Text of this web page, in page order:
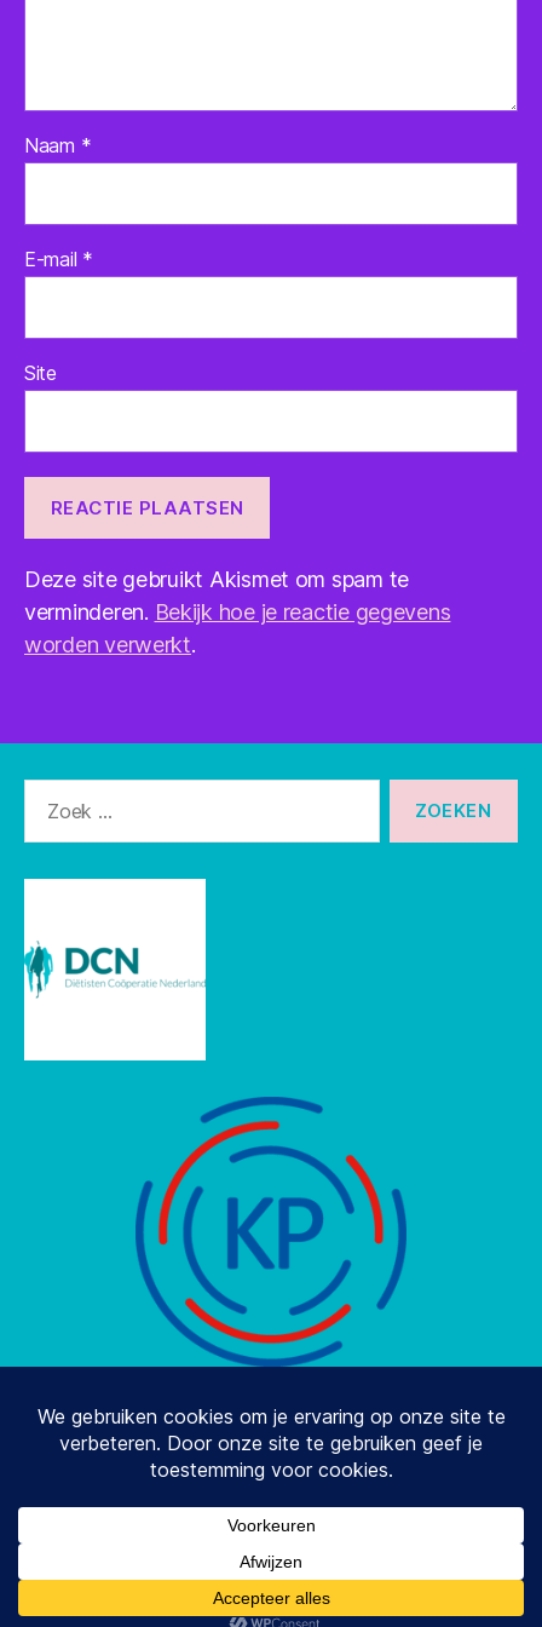
Naam *
E-mail *
Site
Deze site gebruikt Akismet om spam te
verminderen. Bekijk hoe je reactie gegevens
worden verwerkt.
naar:
Stay2balance